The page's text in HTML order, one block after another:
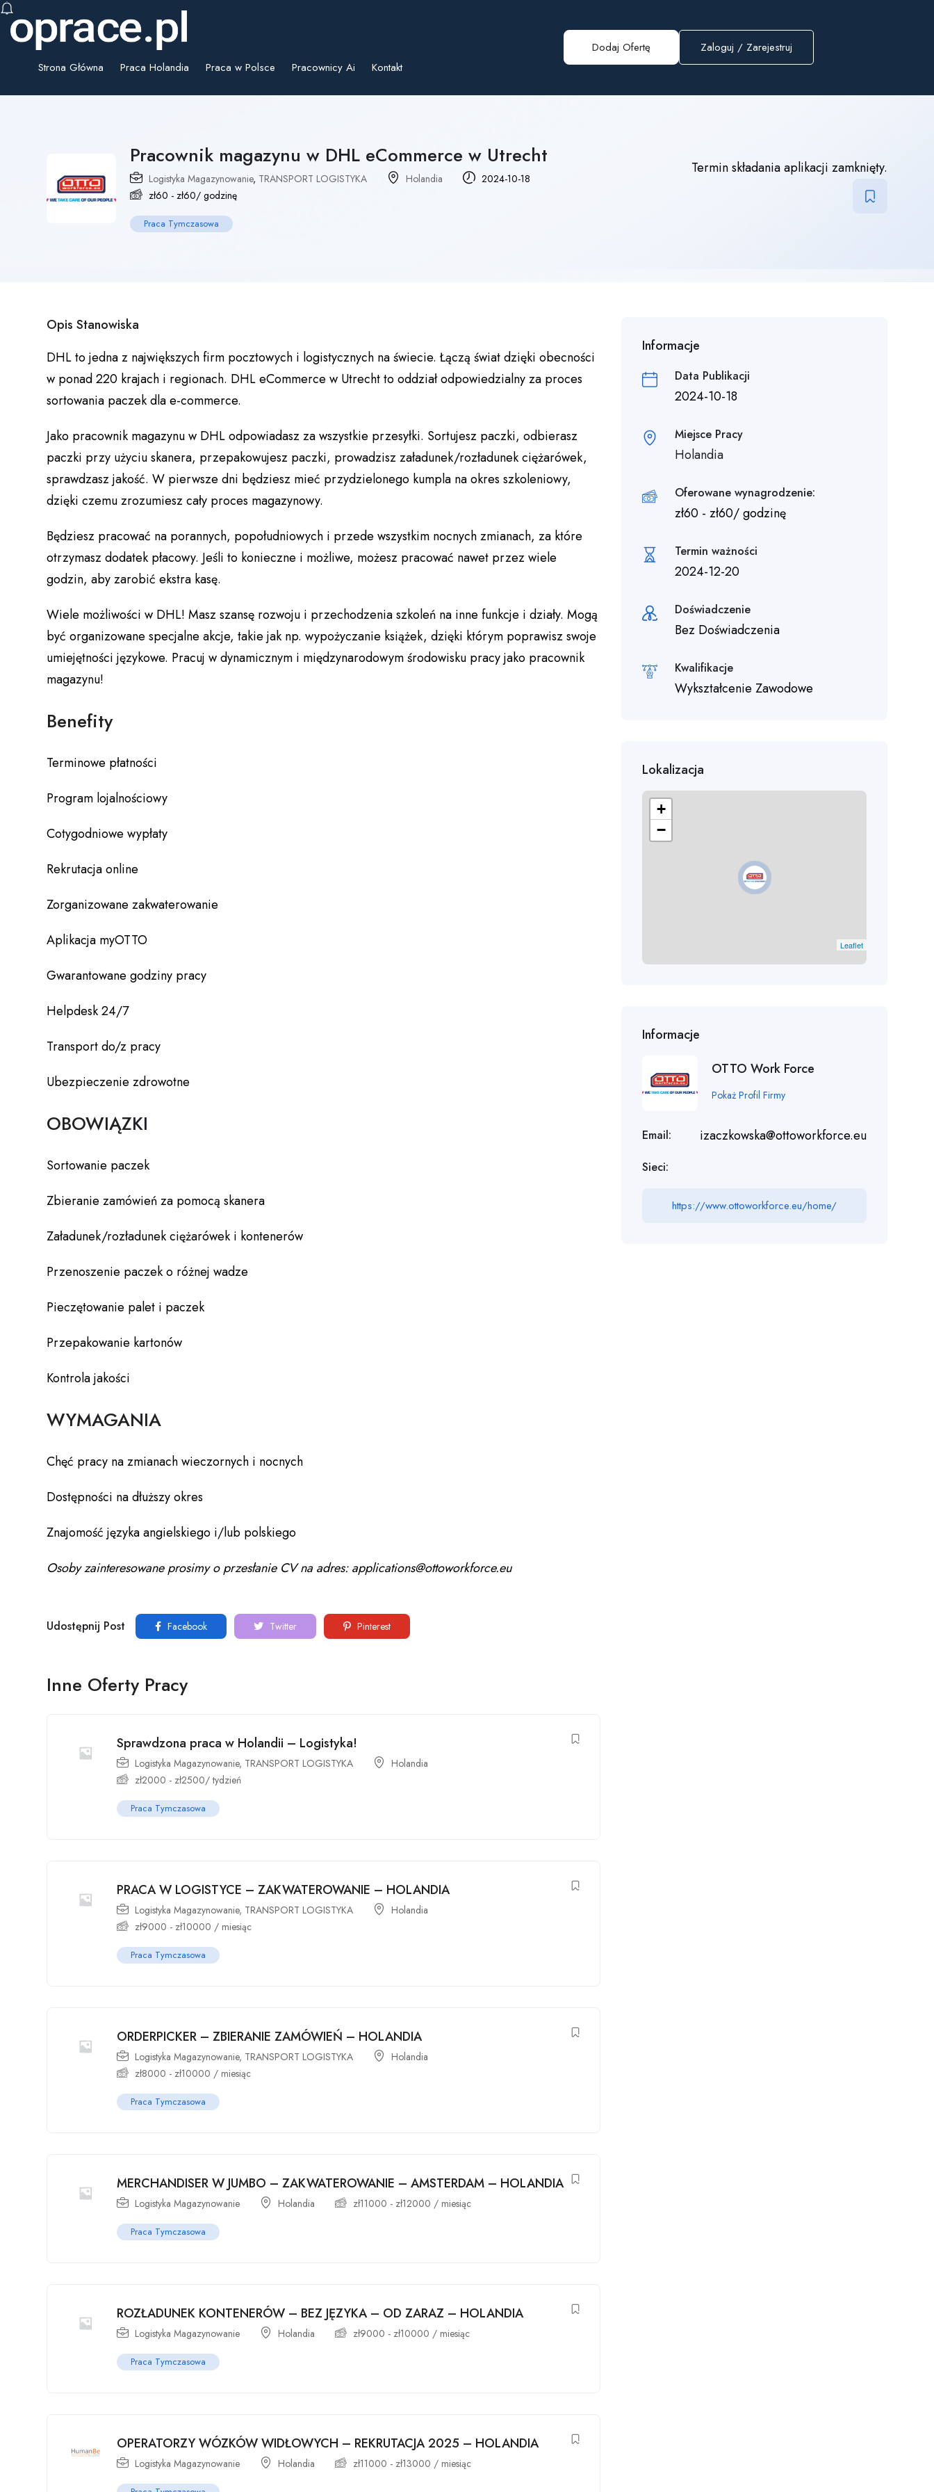
Strona Główna Praca Holandia Praca w Polsce Pracownicy Ai Kontakt
Dodaj Ofertę Zaloguj / Zarejestruj
Pracownik magazynu w DHL eCommerce w Utrecht
Logistyka Magazynowanie, TRANSPORT LOGISTYKA Holandia
2024-10-18
zł60 - zł60/ godzinę
Praca Tymczasowa
Termin składania aplikacji zamknięty.
Opis Stanowiska
DHL to jedna z największych firm pocztowych i logistycznych na świecie. Łączą świat dzięki obecności
w ponad 220 krajach i regionach. DHL eCommerce w Utrecht to oddział odpowiedzialny za proces
sortowania paczek dla e-commerce.
Jako pracownik magazynu w DHL odpowiadasz za wszystkie przesyłki. Sortujesz paczki, odbierasz
paczki przy użyciu skanera, przepakowujesz paczki, prowadzisz załadunek/rozładunek ciężarówek,
sprawdzasz jakość. W pierwsze dni będziesz mieć przydzielonego kumpla na okres szkoleniowy,
dzięki czemu zrozumiesz cały proces magazynowy.
Będziesz pracować na porannych, popołudniowych i przede wszystkim nocnych zmianach, za które
otrzymasz dodatek płacowy. Jeśli to konieczne i możliwe, możesz pracować nawet przez wiele
godzin, aby zarobić ekstra kasę.
Wiele możliwości w DHL! Masz szansę rozwoju i przechodzenia szkoleń na inne funkcje i działy. Mogą
być organizowane specjalne akcje, takie jak np. wypożyczanie książek, dzięki którym poprawisz swoje
umiejętności językowe. Pracuj w dynamicznym i międzynarodowym środowisku pracy jako pracownik
magazynu!
Benefity
Terminowe płatności
Program lojalnościowy
Cotygodniowe wypłaty
Rekrutacja online
Zorganizowane zakwaterowanie
Aplikacja myOTTO
Gwarantowane godziny pracy
Helpdesk 24/7
Transport do/z pracy
Ubezpieczenie zdrowotne
OBOWIĄZKI
Sortowanie paczek
Zbieranie zamówień za pomocą skanera
Załadunek/rozładunek ciężarówek i kontenerów
Przenoszenie paczek o różnej wadze
Pieczętowanie palet i paczek
Przepakowanie kartonów
Kontrola jakości
WYMAGANIA
Chęć pracy na zmianach wieczornych i nocnych
Dostępności na dłuższy okres
Znajomość języka angielskiego i/lub polskiego
Osoby zainteresowane prosimy o przesłanie CV na adres: applications@ottoworkforce.eu
Udostępnij Post Facebook Twitter Pinterest
Inne Oferty Pracy
Sprawdzona praca w Holandii – Logistyka!
Logistyka Magazynowanie, TRANSPORT LOGISTYKA
Holandia
zł2000 - zł2500/ tydzień
Praca Tymczasowa
PRACA W LOGISTYCE – ZAKWATEROWANIE – HOLANDIA
Logistyka Magazynowanie, TRANSPORT LOGISTYKA
Holandia
zł9000 - zł10000 / miesiąc
Praca Tymczasowa
ORDERPICKER – ZBIERANIE ZAMÓWIEŃ – HOLANDIA
Logistyka Magazynowanie, TRANSPORT LOGISTYKA
Holandia
zł8000 - zł10000 / miesiąc
Praca Tymczasowa
MERCHANDISER W JUMBO – ZAKWATEROWANIE – AMSTERDAM – HOLANDIA
Logistyka Magazynowanie Holandia zł11000 - zł12000 / miesiąc
Praca Tymczasowa
ROZŁADUNEK KONTENERÓW – BEZ JĘZYKA – OD ZARAZ – HOLANDIA
Logistyka Magazynowanie Holandia zł9000 - zł10000 / miesiąc
Praca Tymczasowa
OPERATORZY WÓZKÓW WIDŁOWYCH – REKRUTACJA 2025 – HOLANDIA
Logistyka Magazynowanie Holandia zł11000 - zł13000 / miesiąc
Informacje
Data Publikacji
2024-10-18
Miejsce Pracy
Holandia
Oferowane wynagrodzenie:
zł60- zł60/ godzinę
Termin ważności
2024-12-20
Doświadczenie
Bez Doświadczenia
Kwalifikacje
Wykształcenie Zawodowe
Lokalizacja
+
−
Leaflet
Informacje
OTTO Work Force
Pokaż Profil Firmy
Email: izaczkowska@ottoworkforce.eu
Sieci:
https://www.ottoworkforce.eu/home/